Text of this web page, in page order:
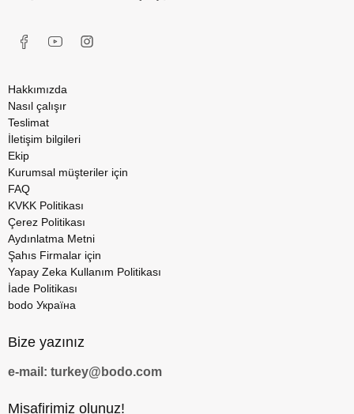
Hakkımızda
Nasıl çalışır
Teslimat
İletişim bilgileri
Ekip
Kurumsal müşteriler için
FAQ
KVKK Politikası
Çerez Politikası
Aydınlatma Metni
Şahıs Firmalar için
Yapay Zeka Kullanım Politikası
İade Politikası
bodo Україна
Bize yazınız
e-mail: turkey@bodo.com
Misafirimiz olunuz!